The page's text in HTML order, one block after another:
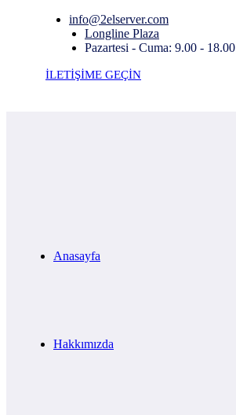
info@2elserver.com
Longline Plaza
Pazartesi - Cuma: 9.00 - 18.00
İLETİŞİME GEÇİN
Anasayfa
Hakkımızda